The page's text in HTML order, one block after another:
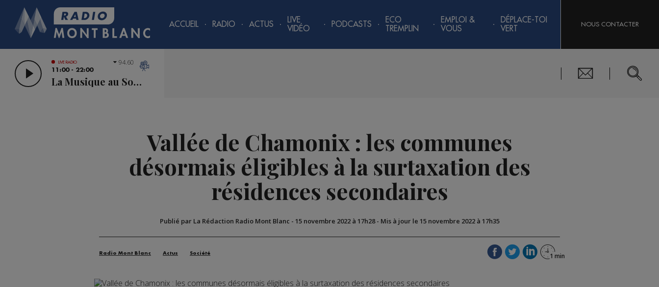
ACCUEIL RADIO ACTUS
LIVE
VIDÉO
PODCASTS
ECO
TREMPLIN
EMPLOI &
VOUS
DÉPLACE-TOI
VERT
NOUS CONTACTER
LIVE RADIO
11:00 - 22:00
La Musique au Sommet
94.60
Vallée de Chamonix : les communes
désormais éligibles à la surtaxation des
résidences secondaires
Publié par La Rédaction Radio Mont Blanc - 15 novembre 2022 à 17h28- Mis à jour le 15 novembre 2022 à 17h35
Radio Mont Blanc Actus Société